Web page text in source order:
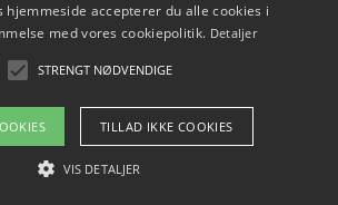
et troværdigt online casino: Din
sjov underholdning
2026 - Pilanto Aps
kontakt
hjemmeside accepterer du alle cookies i
med vores cookiepolitik. Detaljer
STRENGT NØDVENDIGE
TILLAD IKKE COOKIES
VIS DETALJER